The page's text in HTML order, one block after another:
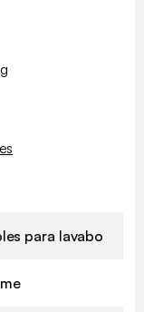
para lavabo